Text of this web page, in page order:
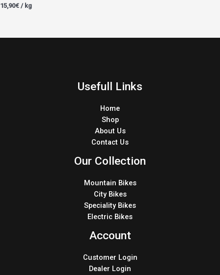
Valorado
con
15,90€ / kg
Usefull Links
Home
Shop
About Us
Contact Us
Our Collection
Mountain Bikes
City Bikes
Speciality Bikes
Electric Bikes
Account
Customer Login
Dealer Login